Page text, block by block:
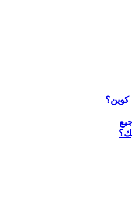
كوين؟